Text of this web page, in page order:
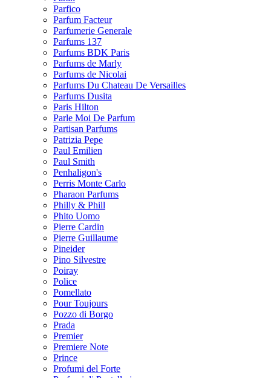
Parfico
Parfum Facteur
Parfumerie Generale
Parfums 137
Parfums BDK Paris
Parfums de Marly
Parfums de Nicolai
Parfums Du Chateau De Versailles
Parfums Dusita
Paris Hilton
Parle Moi De Parfum
Partisan Parfums
Patrizia Pepe
Paul Emilien
Paul Smith
Penhaligon's
Perris Monte Carlo
Pharaon Parfums
Philly & Phill
Phito Uomo
Pierre Cardin
Pierre Guillaume
Pineider
Pino Silvestre
Poiray
Police
Pomellato
Pour Toujours
Pozzo di Borgo
Prada
Premier
Premiere Note
Prince
Profumi del Forte